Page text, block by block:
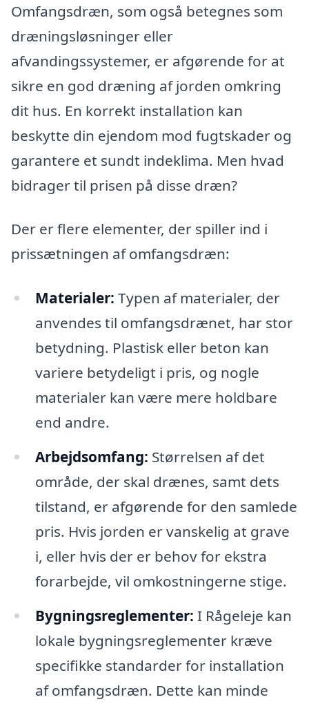
Omfangsdræn, som også betegnes som
dræningsløsninger eller
afvandingssystemer, er afgørende for at
sikre en god dræning af jorden omkring
dit hus. En korrekt installation kan
beskytte din ejendom mod fugtskader og
garantere et sundt indeklima. Men hvad
bidrager til prisen på disse dræn?
Der er flere elementer, der spiller ind i
prissætningen af omfangsdræn:
Materialer: Typen af materialer, der
anvendes til omfangsdrænet, har stor
betydning. Plastisk eller beton kan
variere betydeligt i pris, og nogle
materialer kan være mere holdbare
end andre.
Arbejdsomfang: Størrelsen af det
område, der skal drænes, samt dets
tilstand, er afgørende for den samlede
pris. Hvis jorden er vanskelig at grave
i, eller hvis der er behov for ekstra
forarbejde, vil omkostningerne stige.
Bygningsreglementer: I Rågeleje kan
lokale bygningsreglementer kræve
specifikke standarder for installation
af omfangsdræn. Dette kan minde